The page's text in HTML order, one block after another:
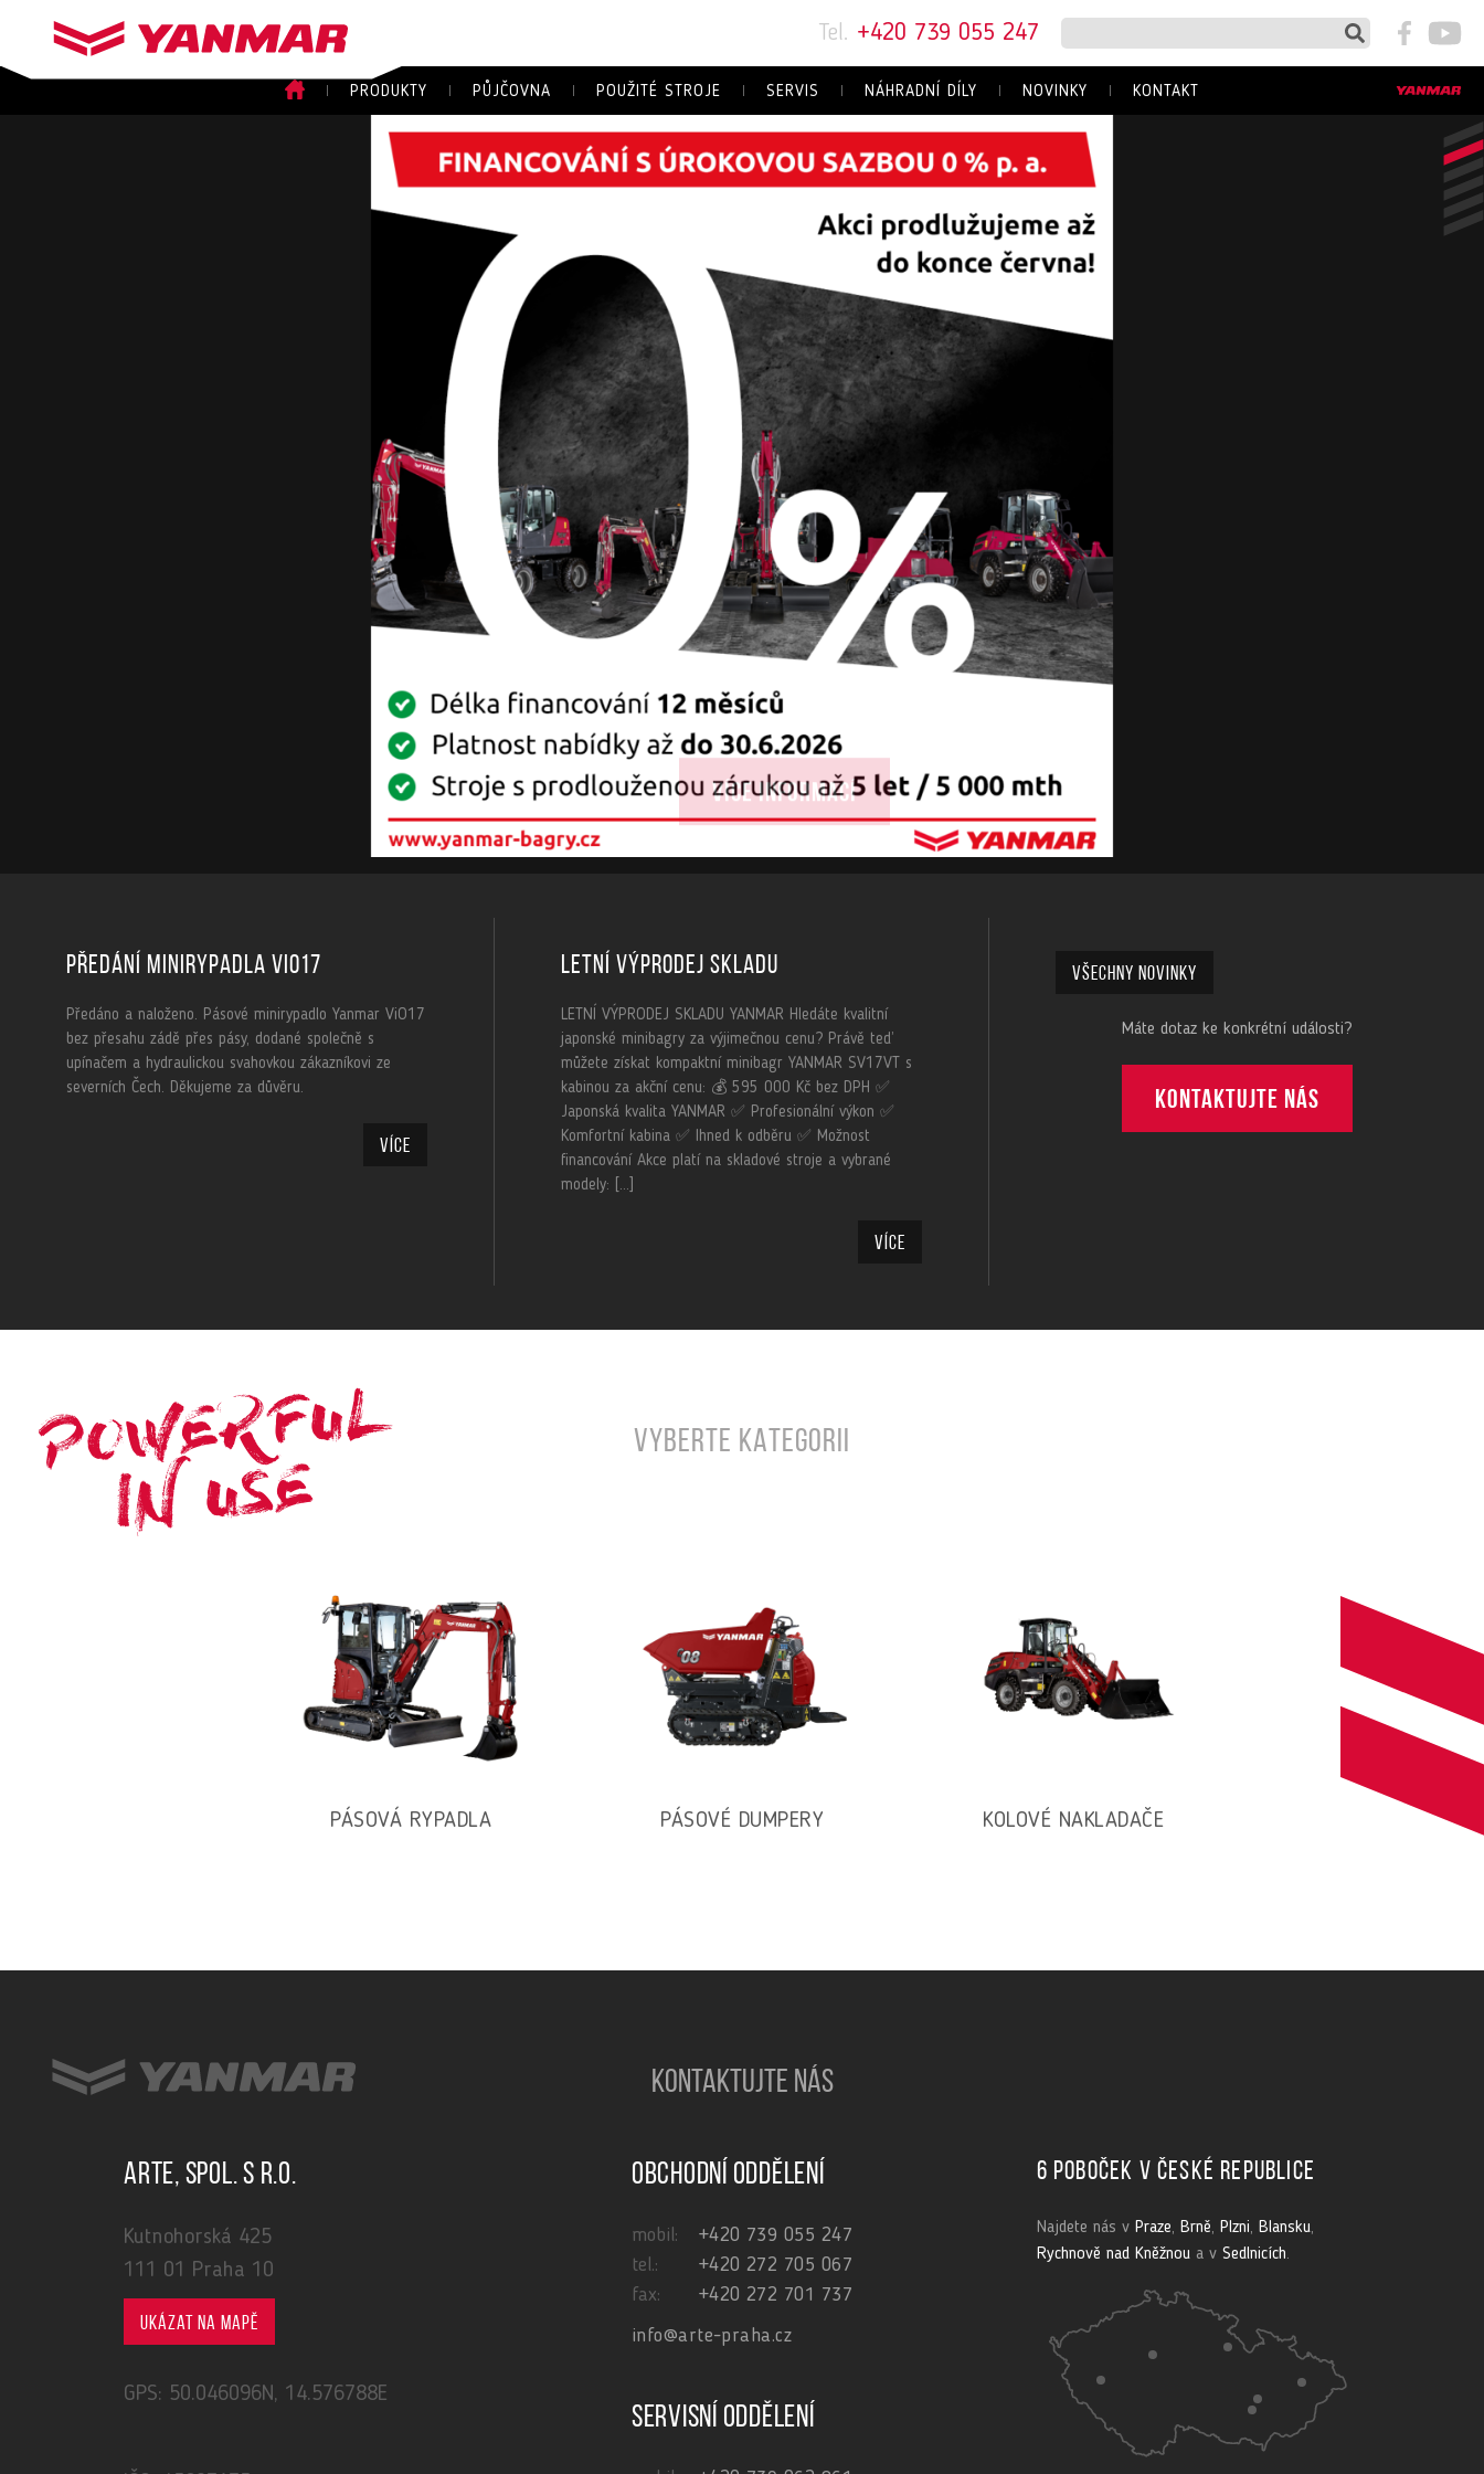
Tel. +420 739 055 247
PRODUKTY PŮJČOVNA POUŽITÉ STROJE SERVIS NÁHRADNÍ DÍLY NOVINKY KONTAKT
Více informací
Předání minirypadla ViO17
Předáno a naloženo. Pásové minirypadlo Yanmar ViO17
bez přesahu zádě přes pásy, dodané společně s
upínačem a hydraulickou svahovkou zákazníkovi ze
severních Čech. Děkujeme za důvěru.
Více
Letní výprodej skladu
LETNÍ VÝPRODEJ SKLADU YANMAR Hledáte kvalitní
japonské minibagry za výjimečnou cenu? Právě teď
můžete získat kompaktní minibagr YANMAR SV17VT s
kabinou za akční cenu: 💰 595 000 Kč bez DPH ✅
Japonská kvalita YANMAR ✅ Profesionální výkon ✅
Komfortní kabina ✅ Ihned k odběru ✅ Možnost
financování Akce platí na skladové stroje a vybrané
modely: […]
Více
Všechny novinky
Máte dotaz ke konkrétní události?
Kontaktujte nás
VYBERTE KATEGORII
POWERFUL
IN USE
PÁSOVÁ RYPADLA PÁSOVÉ DUMPERY KOLOVÉ NAKLADAČE
KONTAKTUJTE NÁS
ARTE, spol. s r.o.
Kutnohorská 425
111 01 Praha 10
Ukázat na mapě
GPS: 50.046096N, 14.576788E
Obchodní oddělení
mobil:
+420 739 055 247
tel.:
+420 272 705 067
fax:
+420 272 701 737
info@arte-praha.cz
Servisní oddělení
6 poboček v České republice
Najdete nás v Praze, Brně, Plzni, Blansku,
Rychnově nad Kněžnoua v Sedlnicích.